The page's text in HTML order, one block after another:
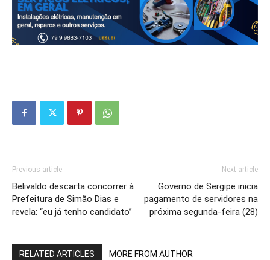
Previous article
Belivaldo descarta concorrer à
Prefeitura de Simão Dias e
revela: “eu já tenho candidato”
Next article
Governo de Sergipe inicia
pagamento de servidores na
próxima segunda-feira (28)
RELATED ARTICLES MORE FROM AUTHOR